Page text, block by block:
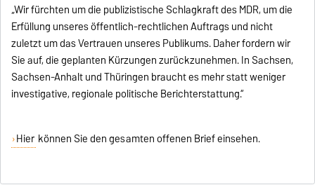
„Wir fürchten um die publizistische Schlagkraft des MDR, um die
Erfüllung unseres öffentlich-rechtlichen Auftrags und nicht
zuletzt um das Vertrauen unseres Publikums. Daher fordern wir
Sie auf, die geplanten Kürzungen zurückzunehmen. In Sachsen,
Sachsen-Anhalt und Thüringen braucht es mehr statt weniger
investigative, regionale politische Berichterstattung.“
Hier können Sie den gesamten offenen Brief einsehen.